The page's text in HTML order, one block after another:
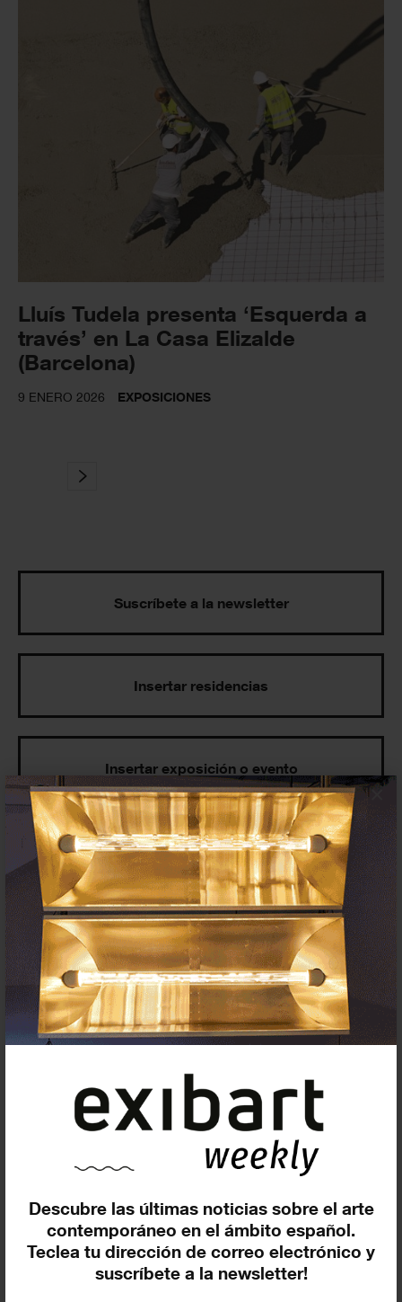
Descubre las últimas noticias sobre el arte
contemporáneo en el ámbito español.
Teclea tu dirección de correo electrónico y
suscríbete a la newsletter!
×
Lluís Tudela presenta ‘Esquerda a
través’ en La Casa Elizalde
(Barcelona)
9 ENERO 2026 EXPOSICIONES
Suscríbete a la newsletter
Insertar residencias
Insertar exposición o evento
Agenda
Exposiciones, inauguraciones,
actividades.
¡Te ayudamos a encontrar el
Exposiciones y eventos
En curso y futuros
Pasados, en curso y futuros
Incluir eventos web